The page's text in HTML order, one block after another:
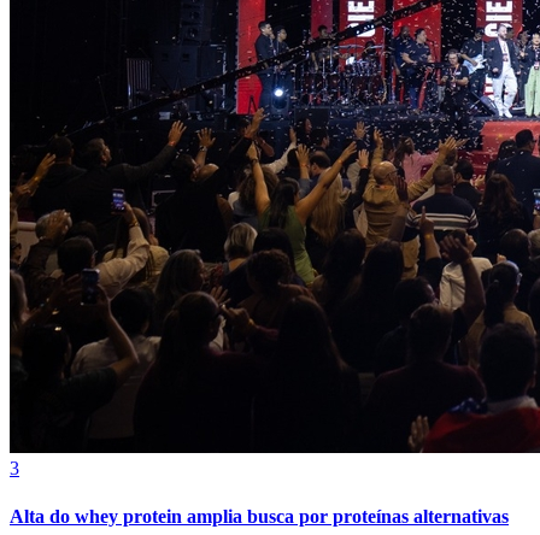
Cruzeiro
3
Alta do whey protein amplia busca por proteínas alternativas